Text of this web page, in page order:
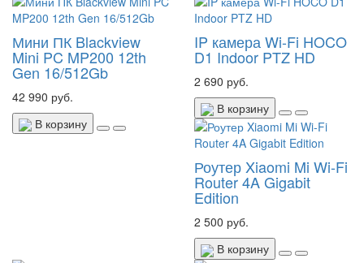
Мини ПК Blackview
Mini PC MP200 12th
Gen 16/512Gb
42 990 руб.
В корзину
IP камера Wi-Fi HOCO
D1 Indoor PTZ HD
2 690 руб.
В корзину
Роутер Xiaomi Mi Wi-Fi
Router 4A Gigabit
Edition
2 500 руб.
В корзину